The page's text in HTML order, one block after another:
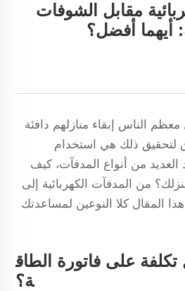
مقابل الشوفات
أيهما أفضل؟
معظم الناس إبقاء منازلهم دافئة
لتحقيق ذلك هي استخدام
من أنواع المدفآت، كيف
من المدفآت الكهربائية إلى
المقال كلا النوعين لمساعدتك
تكلفة على فاتورة الطاق
ة؟